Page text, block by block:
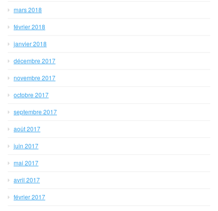
mars 2018
février 2018
janvier 2018
décembre 2017
novembre 2017
octobre 2017
septembre 2017
août 2017
juin 2017
mai 2017
avril 2017
février 2017